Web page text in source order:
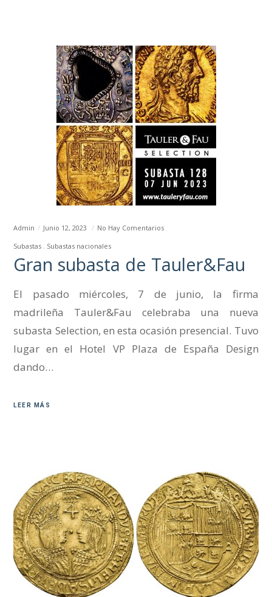
Admin Junio 12, 2023
No Hay Comentarios
Subastas
Subastas nacionales
Gran subasta de Tauler&Fau
El pasado miércoles, 7 de junio, la firma
madrileña Tauler&Fau celebraba una nueva
subasta Selection, en esta ocasión presencial. Tuvo
lugar en el Hotel VP Plaza de España Design
dando…
LEER MÁS